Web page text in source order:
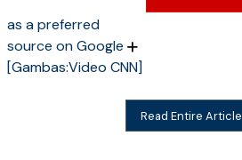
as a preferred
source on Google
[Gambas:Video CNN]
Read Entire Article